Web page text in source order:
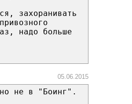
захоранивать
надо больше
05.06.2015
не в "Боинг".